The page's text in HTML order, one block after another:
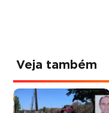
Veja também